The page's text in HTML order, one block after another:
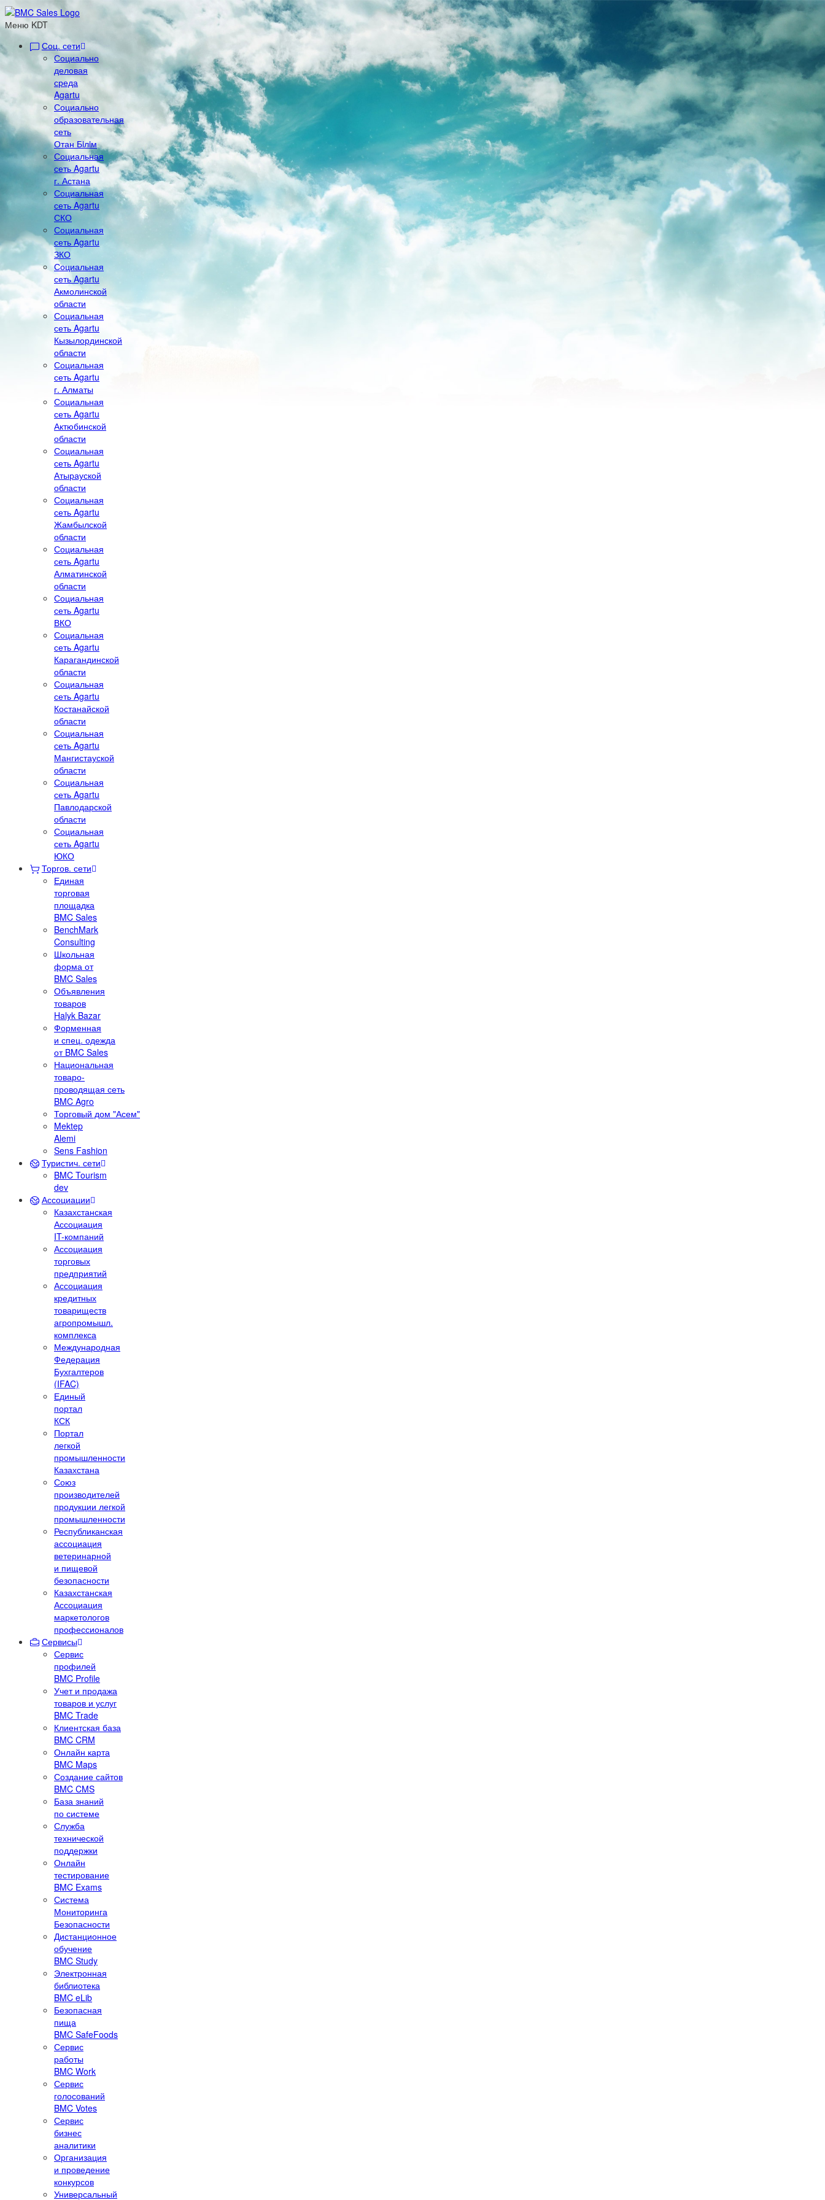
Меню KDT
Соц. сети
Социально
деловая
среда
Agartu
Социально
образовательная
сеть
Отан Бiлiм
Социальная
сеть Agartu
г. Астана
Социальная
сеть Agartu
СКО
Социальная
сеть Agartu
ЗКО
Социальная
сеть Agartu
Акмолинской
области
Социальная
сеть Agartu
Кызылординской
области
Социальная
сеть Agartu
г. Алматы
Социальная
сеть Agartu
Актюбинской
области
Социальная
сеть Agartu
Атырауской
области
Социальная
сеть Agartu
Жамбылской
области
Социальная
сеть Agartu
Алматинской
области
Социальная
сеть Agartu
ВКО
Социальная
сеть Agartu
Карагандинской
области
Социальная
сеть Agartu
Костанайской
области
Социальная
сеть Agartu
Мангистауской
области
Социальная
сеть Agartu
Павлодарской
области
Социальная
сеть Agartu
ЮКО
Торгов. сети
Единая
торговая
площадка
BMC Sales
BenchMark
Consulting
Школьная
форма от
BMC Sales
Объявления
товаров
Halyk Bazar
Форменная
и спец. одежда
от BMC Sales
Национальная
товаро-
проводящая сеть
BMC Agro
Торговый дом "Асем"
Mektep
Alemi
Sens Fashion
Туристич. сети
BMC Tourism
dev
Ассоциации
Казахстанская
Ассоциация
IT-компаний
Ассоциация
торговых
предприятий
Ассоциация
кредитных
товариществ
агропромышл.
комплекса
Международная
Федерация
Бухгалтеров
(IFAC)
Единый
портал
КСК
Портал
легкой
промышленности
Казахстана
Союз
производителей
продукции легкой
промышленности
Республиканская
ассоциация
ветеринарной
и пищевой
безопасности
Казахстанская
Ассоциация
маркетологов
профессионалов
Сервисы
Сервис
профилей
BMC Profile
Учет и продажа
товаров и услуг
BMC Trade
Клиентская база
BMC CRM
Онлайн карта
BMC Maps
Создание сайтов
BMC CMS
База знаний
по системе
Служба
технической
поддержки
Онлайн
тестирование
BMC Exams
Система
Мониторинга
Безопасности
Дистанционное
обучение
BMC Study
Электронная
библиотека
BMC eLib
Безопасная
пища
BMC SafeFoods
Сервис
работы
BMC Work
Сервис
голосований
BMC Votes
Сервис
бизнес
аналитики
Организация
и проведение
конкурсов
Универсальный